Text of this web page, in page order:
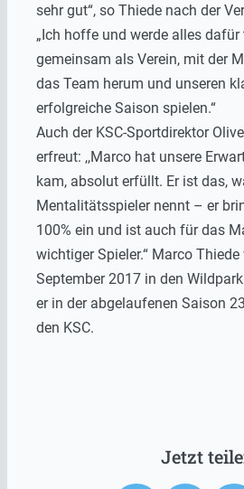
sehr gut“, so Thiede nach der
„Ich hoffe und werde alles
gemeinsam als Verein, mit der
das Team herum und unseren
erfolgreiche Saison spielen.“
Auch der KSC-Sportdirektor
erfreut: ,,Marco hat unsere
kam, absolut erfüllt. Er ist das,
Mentalitätsspieler nennt – er
100% ein und ist auch für das
wichtiger Spieler.“ Marco
September 2017 in den
er in der abgelaufenen Saison
den KSC.